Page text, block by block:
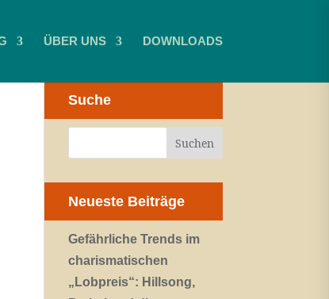
ÜBER UNS DOWNLOADS
Suche
Neueste Beiträge
Gefährliche Trends im
charismatischen
„Lobpreis“: Hillsong,